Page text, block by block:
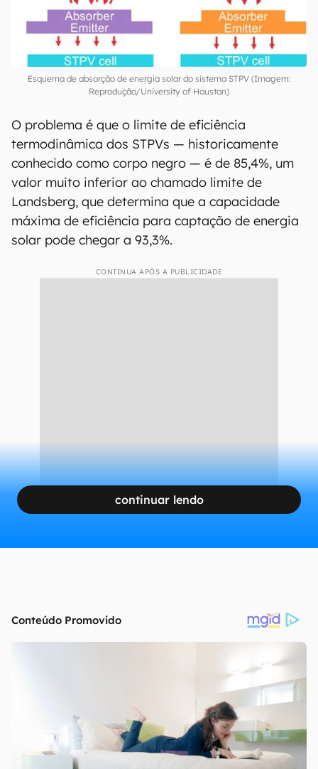
Esquema de absorção de energia solar do sistema STPV (Imagem:
Reprodução/University of Houston)
O problema é que o limite de eficiência
termodinâmica dos STPVs — historicamente
conhecido como corpo negro — é de 85,4%, um
valor muito inferior ao chamado limite de
Landsberg, que determina que a capacidade
máxima de eficiência para captação de energia
solar pode chegar a 93,3%.
CONTINUA APÓS A PUBLICIDADE
continuar lendo